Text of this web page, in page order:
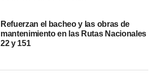
Refuerzan el bacheo y las obras de
mantenimiento en las Rutas Nacionales
22 y 151